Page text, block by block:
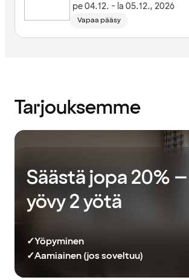
pe 04.12. - la 05.12., 2026
Vapaa pääsy
Tarjouksemme
Säästä jopa 20% –
yövy 2 yötä
✓Yöpyminen
✓Aamiainen (jos soveltuu)